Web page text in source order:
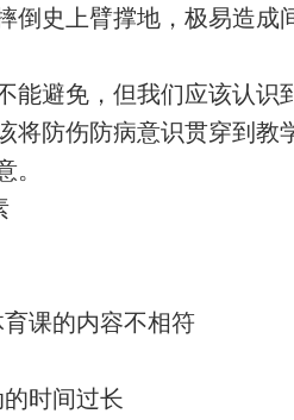
倒史上臂撑地，极易造成
能避免，但我们应该认
将防伤防病意识贯穿到
。
课的内容不相符
时间过长